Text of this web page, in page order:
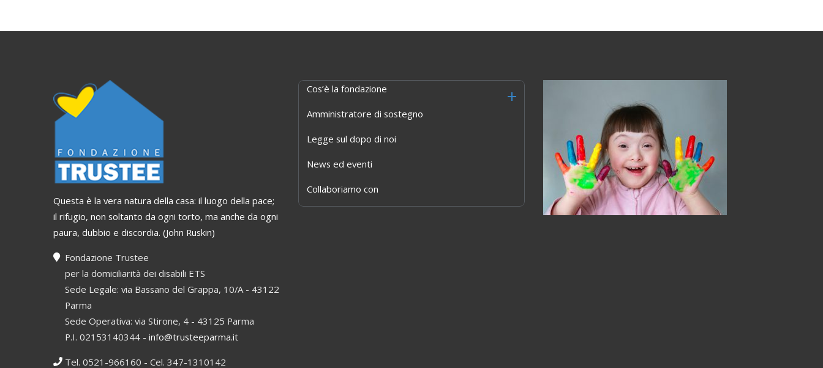
Questa è la vera natura della casa: il luogo della pace;
il rifugio, non soltanto da ogni torto, ma anche da ogni
paura, dubbio e discordia. (John Ruskin)
Fondazione Trustee
per la domiciliarità dei disabili ETS
Sede Legale: via Bassano del Grappa, 10/A - 43122
Parma
Sede Operativa: via Stirone, 4 - 43125 Parma
P.I. 02153140344 -info@trusteeparma.it
Tel. 0521-966160 - Cel. 347-1310142
Cos’è la fondazione
Amministratore di sostegno
Legge sul dopo di noi
News ed eventi
Collaboriamo con